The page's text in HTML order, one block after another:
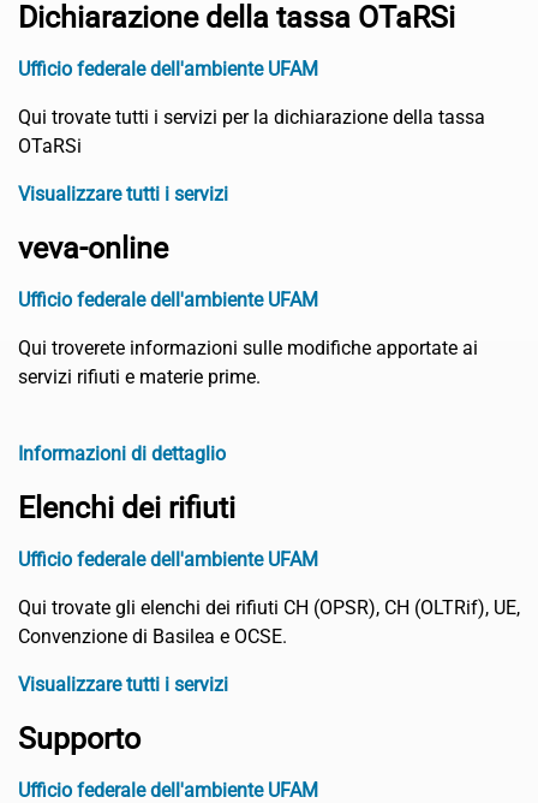
Dichiarazione della tassa OTaRSi
Ufficio federale dell'ambiente UFAM
Qui trovate tutti i servizi per la dichiarazione della tassa
OTaRSi
Visualizzare tutti i servizi
veva-online
Ufficio federale dell'ambiente UFAM
Qui troverete informazioni sulle modifiche apportate ai
servizi rifiuti e materie prime.
Informazioni di dettaglio
Elenchi dei rifiuti
Ufficio federale dell'ambiente UFAM
Qui trovate gli elenchi dei rifiuti CH (OPSR), CH (OLTRif), UE,
Convenzione di Basilea e OCSE.
Visualizzare tutti i servizi
Supporto
Ufficio federale dell'ambiente UFAM